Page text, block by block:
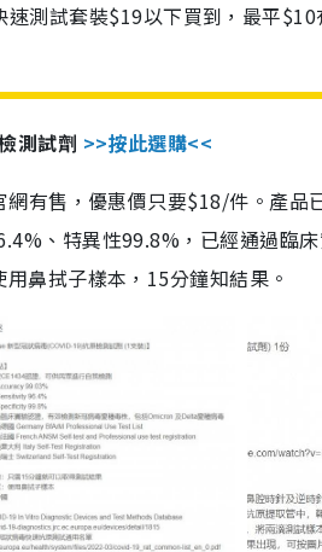
測試套裝$19以下買到，最平
測試劑 >>按此選購<<
有售，優惠價只要$18/件。產品
、特異性99.8%，已經通過臨
鼻拭子樣本，15分鐘知結果。